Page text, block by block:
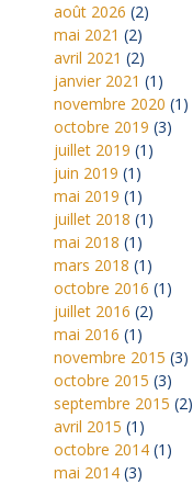
août 2026 (2)
mai 2021 (2)
avril 2021 (2)
janvier 2021 (1)
novembre 2020 (1)
octobre 2019 (3)
juillet 2019 (1)
juin 2019 (1)
mai 2019 (1)
juillet 2018 (1)
mai 2018 (1)
mars 2018 (1)
octobre 2016 (1)
juillet 2016 (2)
mai 2016 (1)
novembre 2015 (3)
octobre 2015 (3)
septembre 2015 (2)
avril 2015 (1)
octobre 2014 (1)
mai 2014 (3)